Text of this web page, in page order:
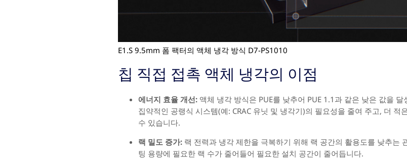
E1.S 9.5mm 폼 팩터의 액체 냉각 방식 D7-PS1010
칩 직접 접촉 액체 냉각의 이점
에너지 효율 개선: 액체 냉각 방식은 PUE를 낮추어 PUE 1.1과 같은 낮은 값을
집약적인 공랭식 시스템(예: CRAC 유닛 및 냉각기)의 필요성을 줄여 주고, 더
수 있습니다.
랙 밀도 증가: 랙 전력과 냉각 제한을 극복하기 위해 랙 공간의 활용도를 낮추는
팅 용량에 필요한 랙 수가 줄어들어 필요한 설치 공간이 줄어듭니다.